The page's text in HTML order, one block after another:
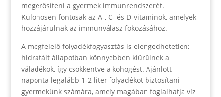
megerősíteni a gyermek immunrendszerét.
Különösen fontosak az A-, C- és D-vitaminok, amelyek
hozzájárulnak az immunválasz fokozásához.
A megfelelő folyadékfogyasztás is elengedhetetlen;
hidratált állapotban könnyebben kiürülnek a
váladékok, így csökkentve a köhögést. Ajánlott
naponta legalább 1-2 liter folyadékot biztosítani
gyermekünk számára, amely magában foglalhatja víz